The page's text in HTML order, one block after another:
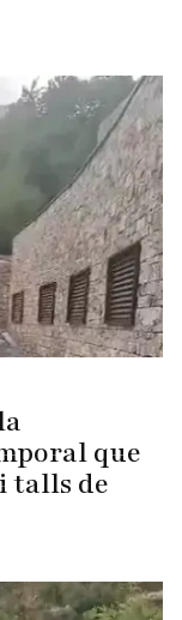
que
talls de